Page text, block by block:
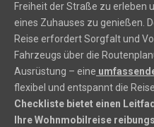
Freiheit der Straße zu erleben
eines Zuhauses zu genießen.
Reise erfordert Sorgfalt und
Fahrzeugs über die
Ausrüstung – eine
flexibel und entspannt die
Checkliste bietet einen
Ihre Wohnmobilreise